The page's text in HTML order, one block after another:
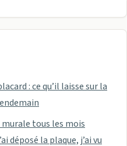
: ce qu’il laisse sur la
murale tous les mois
déposé la plaque, j’ai vu